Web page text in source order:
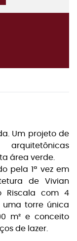
Um projeto de
área verde.
pela 1ª vez em
de Vivian
Riscala com 4
uma torre única
m² e conceito
de lazer.